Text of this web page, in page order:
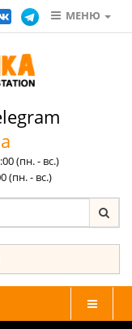
МЕНЮ
(пн. - вс.)
(пн. - вс.)